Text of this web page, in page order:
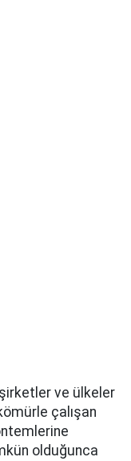
şirketler ve ülkeler
çalışan
olduğunca